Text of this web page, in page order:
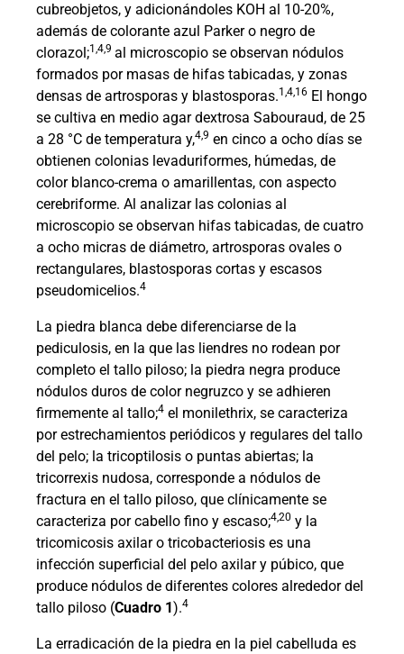
cubreobjetos, y adicionándoles KOH al 10-20%,
además de colorante azul Parker o negro de
clorazol;1,4,9 al microscopio se observan nódulos
formados por masas de hifas tabicadas, y zonas
densas de artrosporas y blastosporas.1,4,16 El hongo
se cultiva en medio agar dextrosa Sabouraud, de 25
a 28 °C de temperatura y,4,9 en cinco a ocho días se
obtienen colonias levaduriformes, húmedas, de
color blanco-crema o amarillentas, con aspecto
cerebriforme. Al analizar las colonias al
microscopio se observan hifas tabicadas, de cuatro
a ocho micras de diámetro, artrosporas ovales o
rectangulares, blastosporas cortas y escasos
pseudomicelios.4
La piedra blanca debe diferenciarse de la
pediculosis, en la que las liendres no rodean por
completo el tallo piloso; la piedra negra produce
nódulos duros de color negruzco y se adhieren
firmemente al tallo;4 el monilethrix, se caracteriza
por estrechamientos periódicos y regulares del tallo
del pelo; la tricoptilosis o puntas abiertas; la
tricorrexis nudosa, corresponde a nódulos de
fractura en el tallo piloso, que clínicamente se
caracteriza por cabello fino y escaso;4,20 y la
tricomicosis axilar o tricobacteriosis es una
infección superficial del pelo axilar y púbico, que
produce nódulos de diferentes colores alrededor del
tallo piloso (Cuadro 1).4
La erradicación de la piedra en la piel cabelluda es